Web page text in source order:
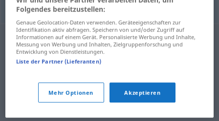
Folgendes bereitzustellen:
Genaue Geolocation-Daten verwenden. Geräteeigenschaften zur
Identifikation aktiv abfragen. Speichern von und/oder Zugriff auf
Informationen auf einem Gerät. Personalisierte Werbung und Inhalte,
Messung von Werbung und Inhalten, Zielgruppenforschung und
Entwicklung von Dienstleistungen.
Liste der Partner (Lieferanten)
Mehr Optionen Akzeptieren